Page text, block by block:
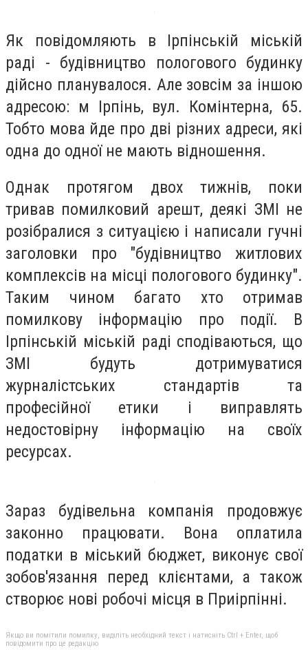
Як повідомляють в Ірпінській міській
раді - будівництво пологового будинку
дійсно планувалося. Але зовсім за іншою
адресою: м Ірпінь, вул. Комінтерна, 65.
Тобто мова йде про дві різних адреси, які
одна до одної не мають відношення.
Однак протягом двох тижнів, поки
тривав помилковий арешт, деякі ЗМІ не
розібралися з ситуацією і написали гучні
заголовки про "будівництво житлових
комплексів на місці пологового будинку".
Таким чином багато хто отримав
помилкову інформацію про події. В
Ірпінській міській раді сподіваються, що
ЗМІ будуть дотримуватися
журналістських стандартів та
професійної етики і виправлять
недостовірну інформацію на своїх
ресурсах.
Зараз будівельна компанія продовжує
законно працювати. Вона оплатила
податки в міський бюджет, виконує свої
зобов'язання перед клієнтами, а також
створює нові робочі місця в Приірпінні.
Якщо ви помітили помилку, виділіть необхідний текст і натисніть Ctrl + Enter, щоб
повідомити про це редакцію